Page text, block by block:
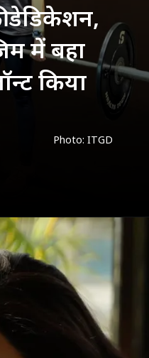
डेडिकेशन,
में बहा
किया
Photo: ITGD